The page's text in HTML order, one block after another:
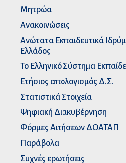
Μητρώα
Ανακοινώσεις
Ανώτατα Eκπαιδευτικά
Ελλάδος
Το Ελληνικό Σύστημα
Ετήσιος απολογισμός Δ.Σ.
Στατιστικά Στοιχεία
Ψηφιακή Διακυβέρνηση
Φόρμες Αιτήσεων ΔΟΑΤΑΠ
Παράβολα
Συχνές ερωτήσεις